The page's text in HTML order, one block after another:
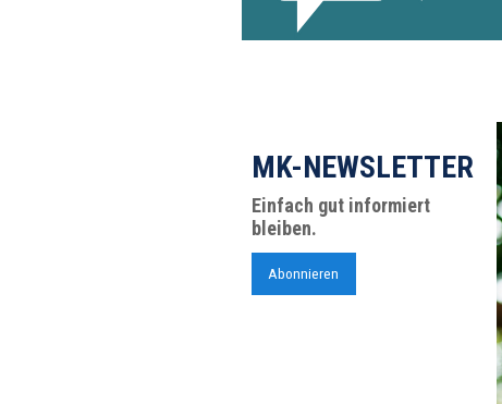
MK-NEWSLETTER
Einfach gut informiert
bleiben.
Abonnieren